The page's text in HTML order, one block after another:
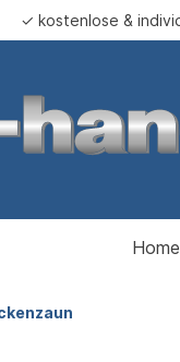
springen
✓ kostenlose &
Home